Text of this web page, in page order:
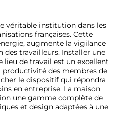
véritable institution dans les
françaises. Cette
augmente la vigilance
travailleurs. Installer une
lieu de travail est un excellent
des membres de
le dispositif qui répondra
en entreprise. La maison
une gamme complète de
et design adaptées à une